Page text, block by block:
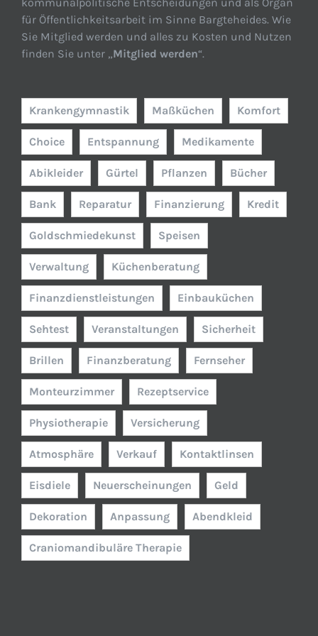
für Öffentlichkeitsarbeit im Sinne Bargteheides. Wie
Sie Mitglied werden und alles zu Kosten und Nutzen
finden Sie unter „Mitglied werden“.
Krankengymnastik Maßküchen Komfort
Choice Entspannung Medikamente
Abikleider Gürtel Pflanzen Bücher
Bank Reparatur Finanzierung Kredit
Goldschmiedekunst Speisen
Verwaltung Küchenberatung
Finanzdienstleistungen Einbauküchen
Sehtest Veranstaltungen Sicherheit
Brillen Finanzberatung Fernseher
Monteurzimmer Rezeptservice
Physiotherapie Versicherung
Atmosphäre Verkauf Kontaktlinsen
Eisdiele Neuerscheinungen Geld
Dekoration Anpassung Abendkleid
Craniomandibuläre Therapie